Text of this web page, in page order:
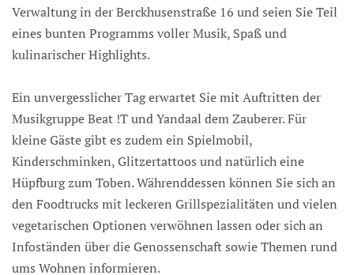
Verwaltung in der Berckhusenstraße 16 und seien Sie Teil
eines bunten Programms voller Musik, Spaß und
kulinarischer Highlights.
Ein unvergesslicher Tag erwartet Sie mit Auftritten der
Musikgruppe Beat !T und Yandaal dem Zauberer. Für
kleine Gäste gibt es zudem ein Spielmobil,
Kinderschminken, Glitzertattoos und natürlich eine
Hüpfburg zum Toben. Währenddessen können Sie sich an
den Foodtrucks mit leckeren Grillspezialitäten und vielen
vegetarischen Optionen verwöhnen lassen oder sich an
Infoständen über die Genossenschaft sowie Themen rund
ums Wohnen informieren.